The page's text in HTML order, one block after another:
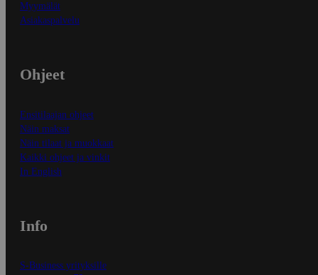
Myymälät
Asiakaspalvelu
Ohjeet
Ensitilaajan ohjeet
Näin maksat
Näin tilaat ja muokkaat
Kaikki ohjeet ja vinkit
In English
Info
S-Business yrityksille